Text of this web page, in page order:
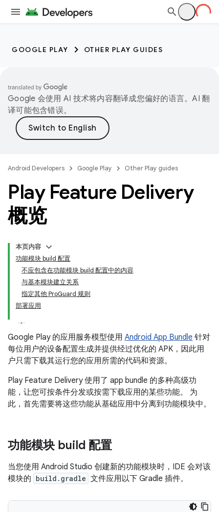
GOOGLE PLAY OTHER PLAY GUIDES
Google 会使用 AI 技术将内容翻译成您偏好的语言。AI 翻
译可能包含错误。
Android Developers Google Play Other Play guides
Play Feature Delivery
概览
本页内容
功能模块 build 配置
不应包含在功能模块 build 配置中的内容
与基本模块建立关系
指定其他 ProGuard 规则
部署应用
Google Play 的应用服务模型使用 Android App Bundle 针对
每位用户的设备配置生成并提供经过优化的 APK，因此用
户只需下载其运行您的应用所需的代码和资源。
Play Feature Delivery 使用了 app bundle 的多种高级功
能，让您可按条件分发或按需下载应用的某些功能。 为
此，首先需要将这些功能从基础应用中分离到功能模块中。
功能模块 build 配置
当您使用 Android Studio 创建新的功能模块时，IDE 会对该
模块的 build.gradle 文件应用以下 Gradle 插件。